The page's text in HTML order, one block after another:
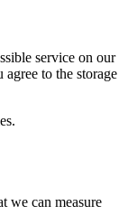
service on our
to the storage
we can measure